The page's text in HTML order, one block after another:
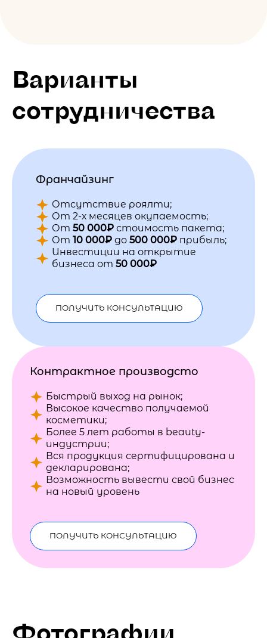
Варианты
сотрудничества
Франчайзинг
Отсутствие роялти;
От 2-х месяцев окупаемость;
От 50 000₽ стоимость пакета;
От 10 000₽ до 500 000₽ прибыль;
Инвестиции на открытие
бизнеса от 50 000₽
ПОЛУЧИТЬ КОНСУЛЬТАЦИЮ
Контрактное производсто
Быстрый выход на рынок;
Высокое качество получаемой
косметики;
Более 5 лет работы в beauty-
индустрии;
Вся продукция сертифицирована и
декларирована;
Возможность вывести свой бизнес
на новый уровень
ПОЛУЧИТЬ КОНСУЛЬТАЦИЮ
Фотографии